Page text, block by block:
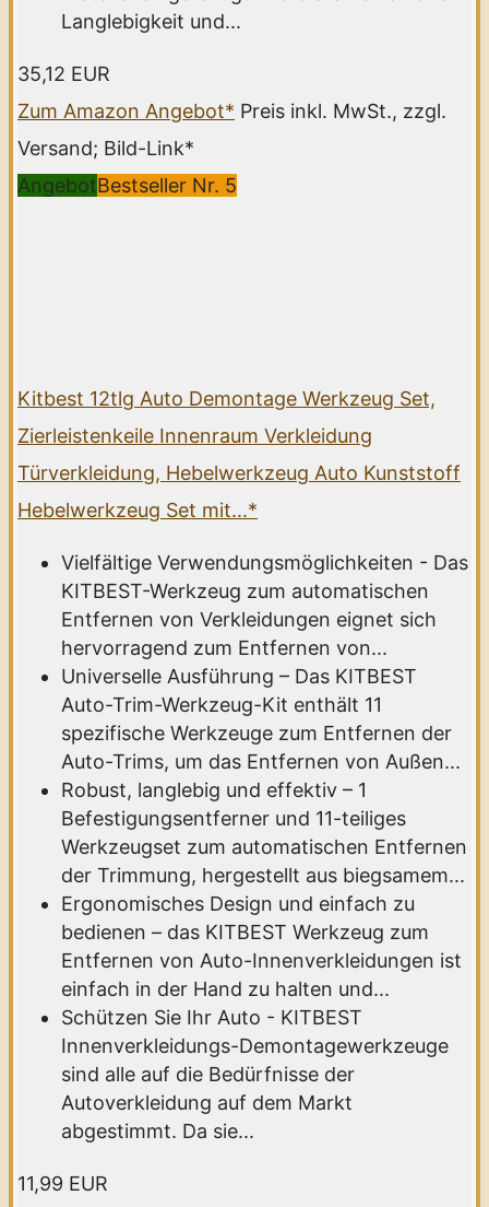
Langlebigkeit und...
35,12 EUR
Zum Amazon Angebot* Preis inkl. MwSt., zzgl.
Versand; Bild-Link*
AngebotBestseller Nr. 5
Kitbest 12tlg Auto Demontage Werkzeug Set,
Zierleistenkeile Innenraum Verkleidung
Türverkleidung, Hebelwerkzeug Auto Kunststoff
Hebelwerkzeug Set mit...*
Vielfältige Verwendungsmöglichkeiten - Das
KITBEST-Werkzeug zum automatischen
Entfernen von Verkleidungen eignet sich
hervorragend zum Entfernen von...
Universelle Ausführung – Das KITBEST
Auto-Trim-Werkzeug-Kit enthält 11
spezifische Werkzeuge zum Entfernen der
Auto-Trims, um das Entfernen von Außen...
Robust, langlebig und effektiv – 1
Befestigungsentferner und 11-teiliges
Werkzeugset zum automatischen Entfernen
der Trimmung, hergestellt aus biegsamem...
Ergonomisches Design und einfach zu
bedienen – das KITBEST Werkzeug zum
Entfernen von Auto-Innenverkleidungen ist
einfach in der Hand zu halten und...
Schützen Sie Ihr Auto - KITBEST
Innenverkleidungs-Demontagewerkzeuge
sind alle auf die Bedürfnisse der
Autoverkleidung auf dem Markt
abgestimmt. Da sie...
11,99 EUR